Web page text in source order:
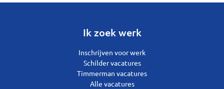
Ik zoek werk
Inschrijven voor werk
Schilder vacatures
Timmerman vacatures
Alle vacatures